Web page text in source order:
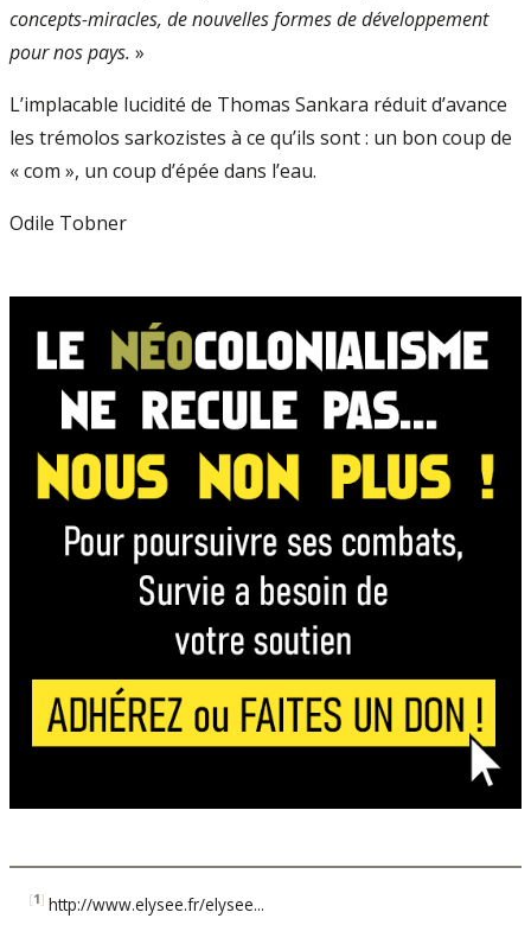
concepts-miracles, de nouvelles formes de développement
pour nos pays. »
L’implacable lucidité de Thomas Sankara réduit d’avance
les trémolos sarkozistes à ce qu’ils sont : un bon coup de
« com », un coup d’épée dans l’eau.
Odile Tobner
[1] http://www.elysee.fr/elysee...